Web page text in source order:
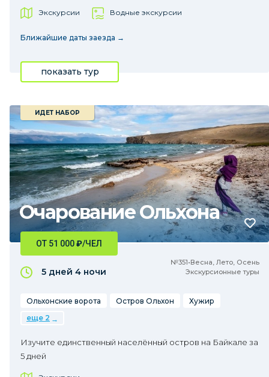
Экскурсии Водные экскурсии
Ближайшие даты заезда →
показать тур
Очарование Ольхона
ИДЕТ НАБОР
№351•Весна, Лето, Осень
Экскурсионные туры
ОТ 51 000₽/ЧЕЛ
5 дней 4 ночи
Ольхонские ворота Остров Ольхон
Хужир
еще 2
Изучите единственный населённый остров на Байкале за
5 дней